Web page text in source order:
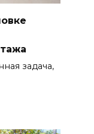
задача,